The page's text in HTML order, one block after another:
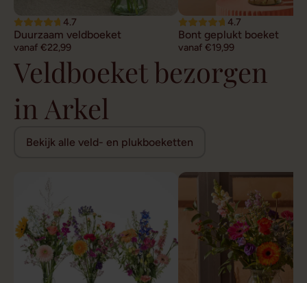
4.7
Duurzaam veldboeket
vanaf €22,99
4.7
Bont geplukt boeket
vanaf €19,99
Veldboeket bezorgen
in Arkel
Bekijk alle veld- en plukboeketten